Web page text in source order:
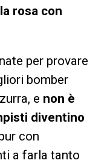
rosa con
per provare
bomber
e non è
diventino
con
a farla tanto